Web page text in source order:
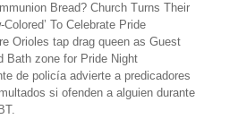
Bread? Church Turns Their
To Celebrate Pride
Orioles tap drag queen as Guest
Bath zone for Pride Night
de policía advierte a predicadores
si ofenden a alguien durante